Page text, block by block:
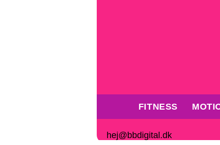
FITNESS
hej@bbdigital.dk